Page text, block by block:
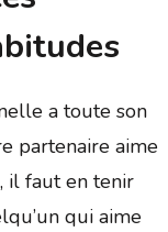
a toute son
partenaire aime
il faut en tenir
qui aime